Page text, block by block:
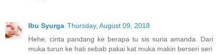
Ibu Syurga Thursday, August 09, 2018
Hehe, cinta pandang ke berapa tu sis suria amanda. Dari
muka turun ke hati sebab pakai kat muka makin berseri seri